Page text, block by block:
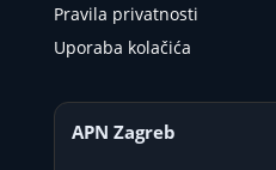
Pravila privatnosti
Uporaba kolačića
APN Zagreb